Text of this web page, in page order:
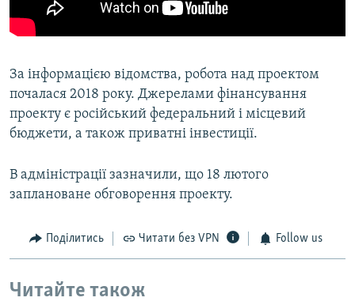
За інформацією відомства, робота над проектом
почалася 2018 року. Джерелами фінансування
проекту є російський федеральний і місцевий
бюджети, а також приватні інвестиції.
В адміністрації зазначили, що 18 лютого
заплановане обговорення проекту.
Поділитись Читати без VPN Follow us
Читайте також